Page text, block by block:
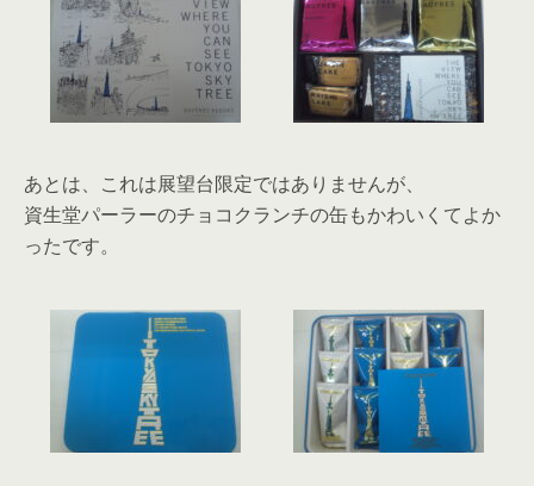
あとは、これは展望台限定ではありませんが、
資生堂パーラーのチョコクランチの缶もかわいくてよか
ったです。